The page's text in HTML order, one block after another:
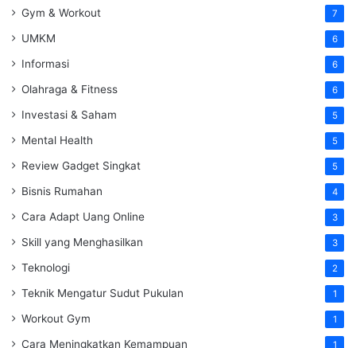
Gym & Workout 7
UMKM 6
Informasi 6
Olahraga & Fitness 6
Investasi & Saham 5
Mental Health 5
Review Gadget Singkat 5
Bisnis Rumahan 4
Cara Adapt Uang Online 3
Skill yang Menghasilkan 3
Teknologi 2
Teknik Mengatur Sudut Pukulan 1
Workout Gym 1
Cara Meningkatkan Kemampuan 1